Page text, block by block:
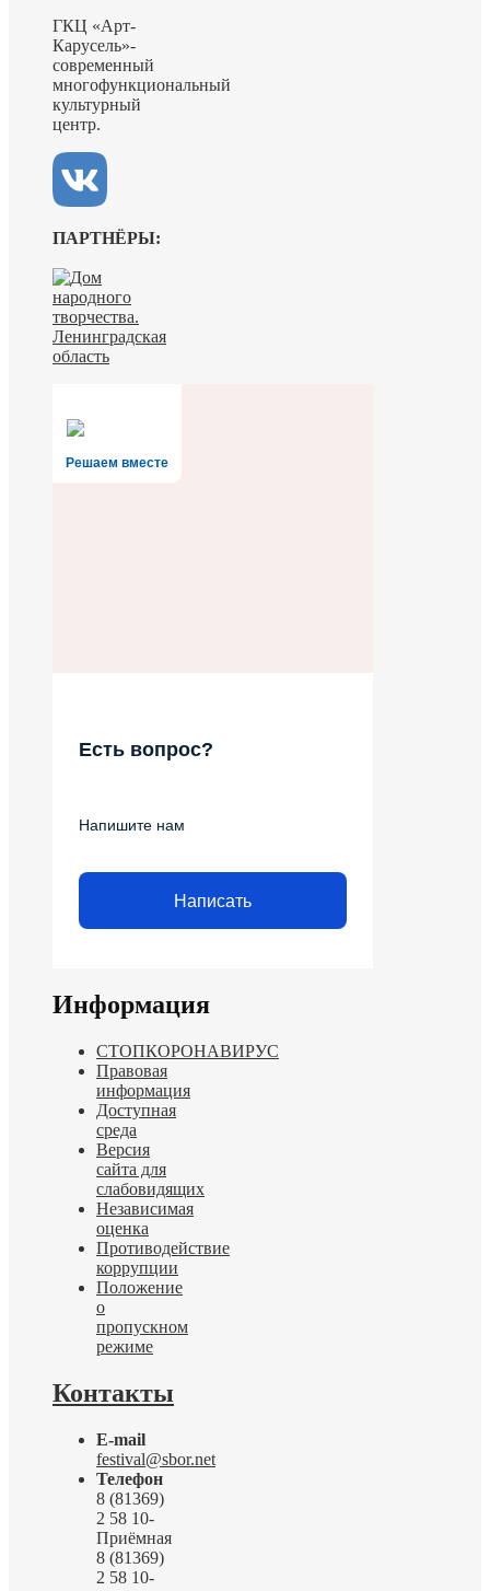
ГКЦ «Арт-
Карусель»-
современный
многофункциональный
культурный
центр.
ПАРТНЁРЫ:
Решаем вместе
Есть вопрос?
Напишите нам
Написать
Информация
СТОПКОРОНАВИРУС
Правовая
информация
Доступная
среда
Версия
сайта для
слабовидящих
Независимая
оценка
Противодействие
коррупции
Положение
о
пропускном
режиме
Контакты
E-mail
festival@sbor.net
Телефон
8 (81369)
2 58 10-
Приёмная
8 (81369)
2 58 10-